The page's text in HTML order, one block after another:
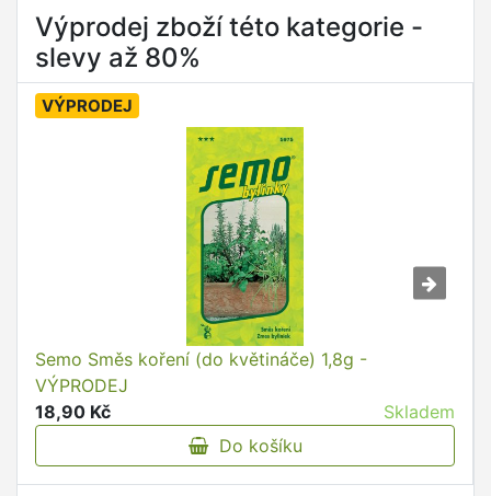
Výprodej zboží této kategorie -
slevy až 80%
VÝPRODEJ
Semo Směs koření (do květináče) 1,8g -
VÝPRODEJ
18,90 Kč
Skladem
Do košíku